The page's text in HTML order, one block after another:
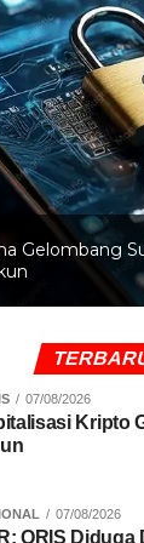
SIM
Parkir
Gelombang
07/08/2026
Kripto
07/08/2026
QRIS